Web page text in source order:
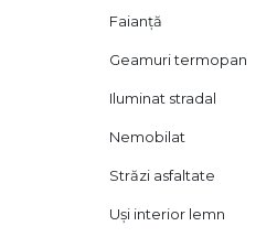
In plus, mijloacele de
Faianță
Geamuri termopan
Iluminat stradal
Nemobilat
Străzi asfaltate
Uși interior lemn